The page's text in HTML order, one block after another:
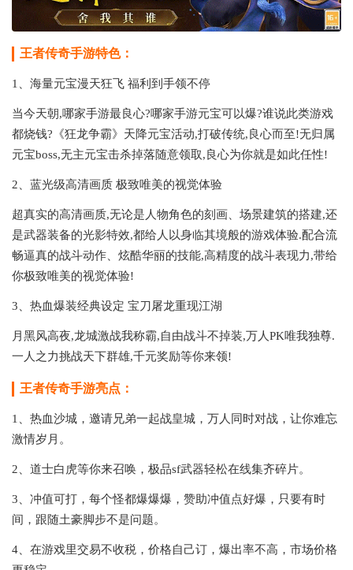
王者传奇手游特色：
1、海量元宝漫天狂飞 福利到手领不停
当今天朝,哪家手游最良心?哪家手游元宝可以爆?谁说此类游戏
都烧钱?《狂龙争霸》天降元宝活动,打破传统,良心而至!无归属
元宝boss,无主元宝击杀掉落随意领取,良心为你就是如此任性!
2、蓝光级高清画质 极致唯美的视觉体验
超真实的高清画质,无论是人物角色的刻画、场景建筑的搭建,还
是武器装备的光影特效,都给人以身临其境般的游戏体验.配合流
畅逼真的战斗动作、炫酷华丽的技能,高精度的战斗表现力,带给
你极致唯美的视觉体验!
3、热血爆装经典设定 宝刀屠龙重现江湖
月黑风高夜,龙城激战我称霸,自由战斗不掉装,万人PK唯我独尊.
一人之力挑战天下群雄,千元奖励等你来领!
王者传奇手游亮点：
1、热血沙城，邀请兄弟一起战皇城，万人同时对战，让你难忘
激情岁月。
2、道士白虎等你来召唤，极品sf武器轻松在线集齐碎片。
3、冲值可打，每个怪都爆爆爆，赞助冲值点好爆，只要有时
间，跟随土豪脚步不是问题。
4、在游戏里交易不收税，价格自己订，爆出率不高，市场价格